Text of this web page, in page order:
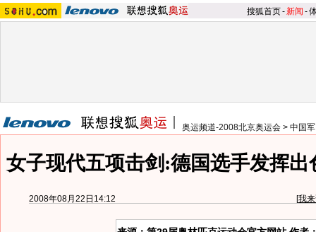
搜狐首页-新闻 -
奥运频道-2008北京奥运会 > 中国
女子现代五项击剑:德国选手发挥出
2008年08月22日14:12 [我